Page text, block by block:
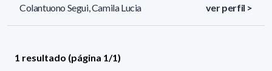
Colantuono Segui, Camila Lucia ver perfil >
1 resultado (página 1/1)